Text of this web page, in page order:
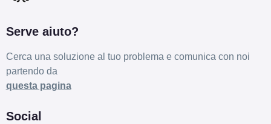
Serve aiuto?
Cerca una soluzione al tuo problema e comunica con noi
partendo da
questa pagina
Social